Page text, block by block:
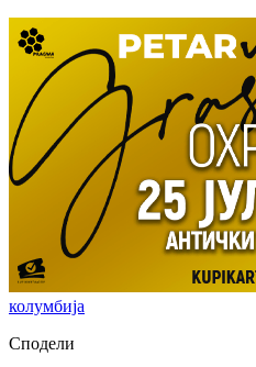
колумбија
Сподели